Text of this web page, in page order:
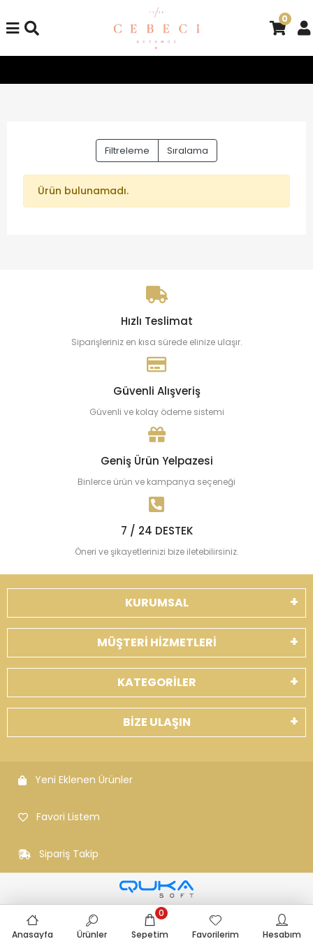
0
Filtreleme Sıralama
Ürün bulunamadı.
Hızlı Teslimat
Siparişleriniz en kısa sürede elinize ulaşır.
Güvenli Alışveriş
Güvenli ve kolay ödeme sistemi
Geniş Ürün Yelpazesi
Binlerce ürün ve kampanya seçeneği
7 / 24 DESTEK
Öneri ve şikayetlerinizi bize iletebilirsiniz.
KURUMSAL
MÜŞTERİ HİZMETLERİ
KATEGORİLER
BİZE ULAŞIN
Yeni Eklenen Ürünler
Favori Listem
Sipariş Takip
Anasayfa Ürünler Sepetim
0
Favorilerim
Hesabım